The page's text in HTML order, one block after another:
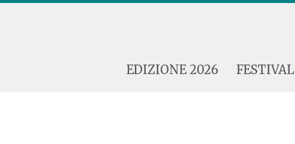
EDIZIONE 2026 FESTIVAL